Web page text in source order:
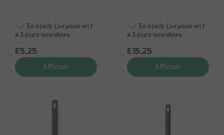
En stock: Livraison en 1
à 3 jours ouvrables
€5,25
Afficher
En stock: Livraison en 1
à 3 jours ouvrables
€15,25
Afficher